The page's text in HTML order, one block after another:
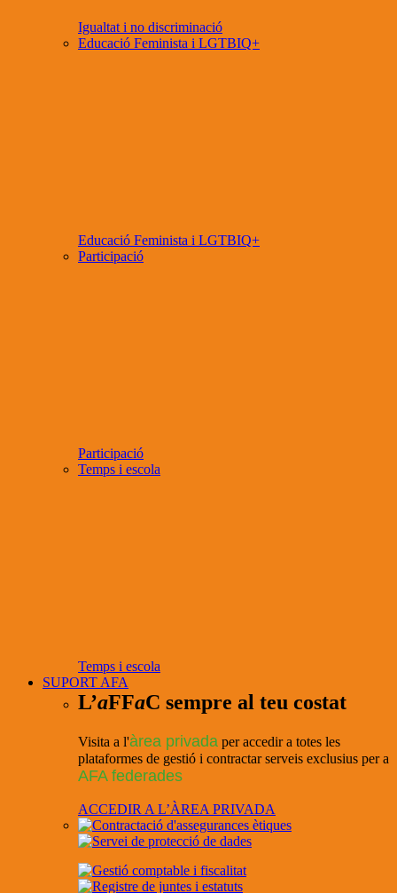
Igualtat i no discriminació
Educació Feminista i LGTBIQ+
Educació Feminista i LGTBIQ+
Participació
Participació
Temps i escola
Temps i escola
SUPORT AFA
L’aFFaC sempre al teu costat
Visita a l'àrea privada per accedir a totes les
plataformes de gestió i contractar serveis exclusius per a
AFA federades
ACCEDIR A L’ÀREA PRIVADA